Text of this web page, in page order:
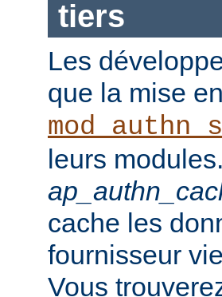
tiers
Les
que la mise
leurs
cache les
fournisseur
Vous